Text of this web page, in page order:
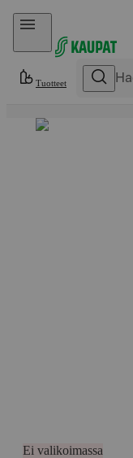
Hyppää sisältöön
Tuotteet
Ei valikoimassa